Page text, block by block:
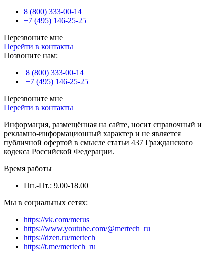
8 (800) 333-00-14
+7 (495) 146-25-25
Перезвоните мне
Перейти в контакты
Позвоните нам:
8 (800) 333-00-14
+7 (495) 146-25-25
Перезвоните мне
Перейти в контакты
Информация, размещённая на сайте, носит справочный и
рекламно-информационный характер и не является
публичной офертой в смысле статьи 437 Гражданского
кодекса Российской Федерации.
Время работы
Пн.-Пт.: 9.00-18.00
Мы в социальных сетях:
https://vk.com/merus
https://www.youtube.com/@mertech_ru
https://dzen.ru/mertech
https://t.me/mertech_ru